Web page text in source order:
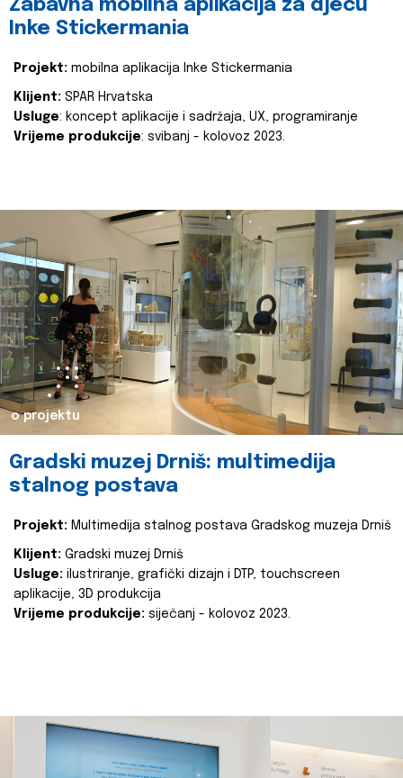
Zabavna mobilna aplikacija za djecu
Inke Stickermania
Projekt: mobilna aplikacija Inke Stickermania
Klijent: SPAR Hrvatska
Usluge: koncept aplikacije i sadržaja, UX, programiranje
Vrijeme produkcije: svibanj - kolovoz 2023.
o projektu
Gradski muzej Drniš: multimedija
stalnog postava
Projekt: Multimedija stalnog postava Gradskog muzeja Drniš
Klijent: Gradski muzej Drniš
Usluge: ilustriranje, grafički dizajn i DTP, touchscreen
aplikacije, 3D produkcija
Vrijeme produkcije: siječanj - kolovoz 2023.